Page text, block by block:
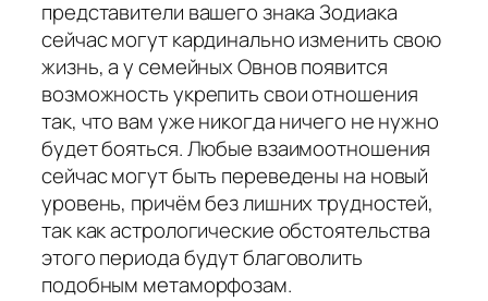
представители вашего знака Зодиака
сейчас могут кардинально изменить свою
жизнь, а у семейных Овнов появится
возможность укрепить свои отношения
так, что вам уже никогда ничего не нужно
будет бояться. Любые взаимоотношения
сейчас могут быть переведены на новый
уровень, причём без лишних трудностей,
так как астрологические обстоятельства
этого периода будут благоволить
подобным метаморфозам.